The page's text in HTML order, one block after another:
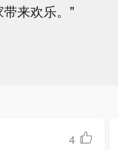
来欢乐。"
4